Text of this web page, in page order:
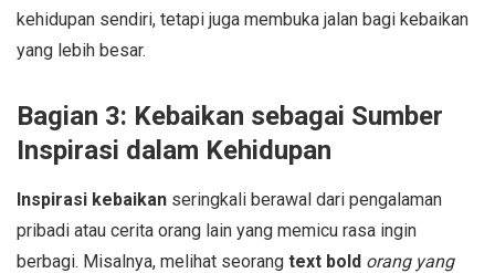
kehidupan sendiri, tetapi juga membuka jalan bagi kebaikan
yang lebih besar.
Bagian 3: Kebaikan sebagai Sumber
Inspirasi dalam Kehidupan
Inspirasi kebaikan seringkali berawal dari pengalaman
pribadi atau cerita orang lain yang memicu rasa ingin
berbagi. Misalnya, melihat seorang text bold orang yang